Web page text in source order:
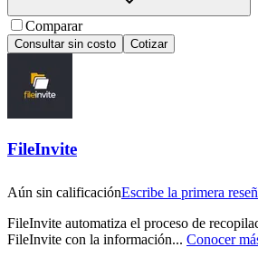
Comparar
Consultar sin costo Cotizar
FileInvite
Aún sin calificaciónEscribe la primera
FileInvite automatiza el proceso de
FileInvite con la información... Conocer